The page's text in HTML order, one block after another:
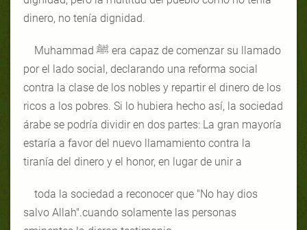
dinero, no tenía dignidad.
Muhammad ﷺ era capaz de comenzar su llamado
por el lado social, declarando una reforma social
contra la clase de los nobles y repartir el dinero de los
ricos a los pobres. Si lo hubiera hecho así, la sociedad
árabe se podría dividir en dos partes: La gran mayoría
estaría a favor del nuevo llamamiento contra la
tiranía del dinero y el honor, en lugar de unir a
toda la sociedad a reconocer que "No hay dios
salvo Allah".cuando solamente las personas